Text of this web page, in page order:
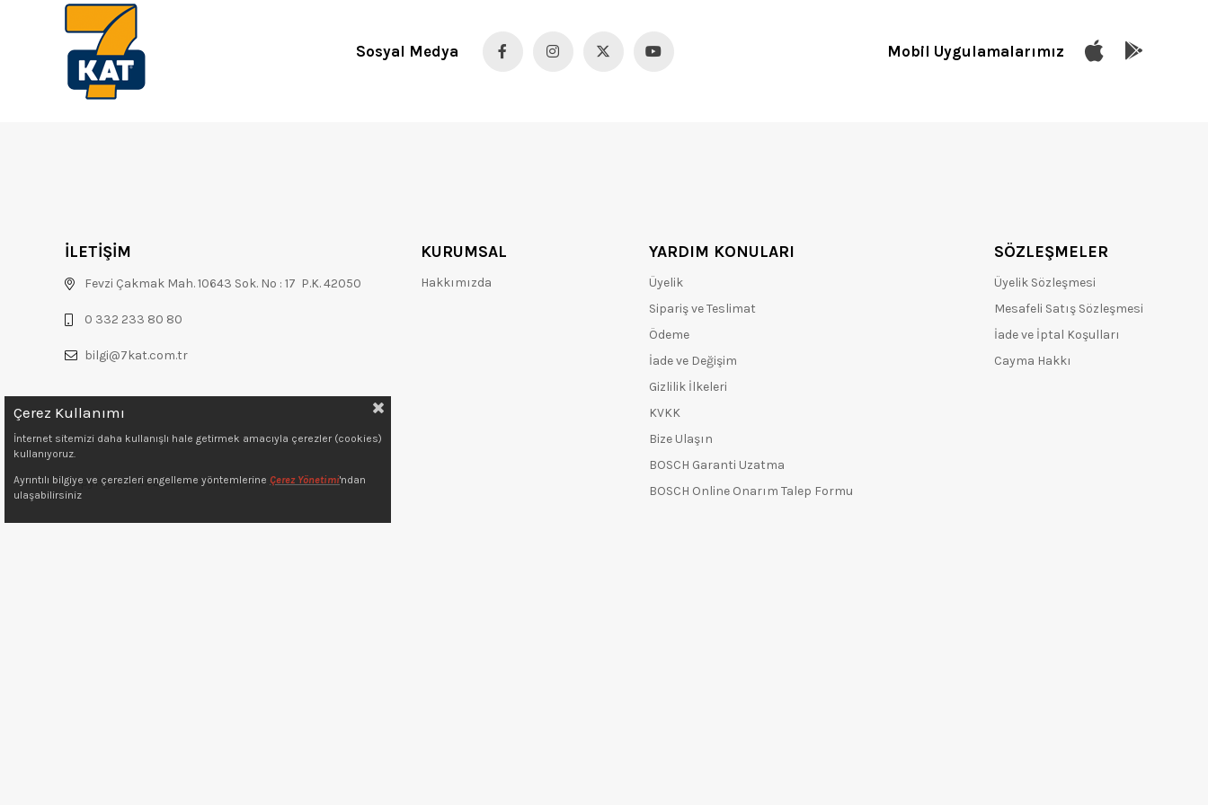
Sosyal Medya Mobil Uygulamalarımız
İLETİŞİM
Fevzi Çakmak Mah. 10643 Sok. No : 17 P.K. 42050
0 332 233 80 80
bilgi@7kat.com.tr
Copyright © 2022 7kat.com.tr
KURUMSAL
Hakkımızda
YARDIM KONULARI
Üyelik
Sipariş ve Teslimat
Ödeme
İade ve Değişim
Gizlilik İlkeleri
KVKK
Bize Ulaşın
BOSCH Garanti Uzatma
BOSCH Online Onarım Talep Formu
SÖZLEŞMELER
Üyelik Sözleşmesi
Mesafeli Satış Sözleşmesi
İade ve İptal Koşulları
Cayma Hakkı
Çerez Kullanımı
İnternet sitemizi daha kullanışlı hale getirmek amacıyla çerezler (cookies)
kullanıyoruz.
Ayrıntılı bilgiye ve çerezleri engelleme yöntemlerine Çerez Yönetimi'ndan
ulaşabilirsiniz